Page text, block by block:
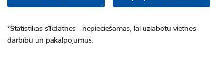
*Statistikas sīkdatnes - nepieciešamas, lai uzlabotu vietnes
darbību un pakalpojumus.